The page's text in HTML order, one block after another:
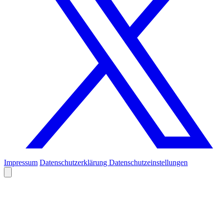
Impressum Datenschutzerklärung Datenschutzeinstellungen